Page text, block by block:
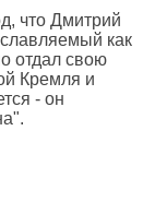
что Дмитрий
как
отдал свою
Кремля и
- он